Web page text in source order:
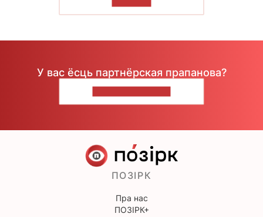
У вас ёсць партнёрская прапанова?
ПОЗІРК
Пра нас
ПОЗІРК+